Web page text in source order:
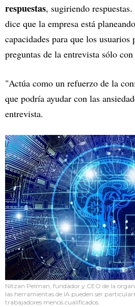
respuestas, sugiriendo
dice que la empresa está
capacidades para que los usuarios
preguntas de la entrevista sólo
"Actúa como un refuerzo de la
que podría ayudar con las
entrevista.
Nitzan Pelman, fundador y CEO de la
las herramientas de IA pueden ser
trabajadores menos cualificados.